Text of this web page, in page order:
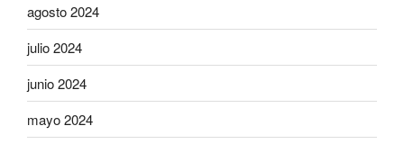
agosto 2024
julio 2024
junio 2024
mayo 2024